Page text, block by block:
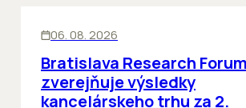
06. 08. 2026
Bratislava Research Forum
zverejňuje výsledky
kancelárskeho trhu za 2.